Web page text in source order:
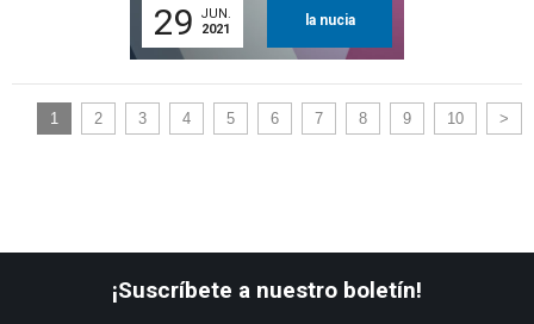
29
JUN.
2021
la nucia
1 2 3 4 5 6 7 8 9 10 >
¡Suscríbete a nuestro boletín!